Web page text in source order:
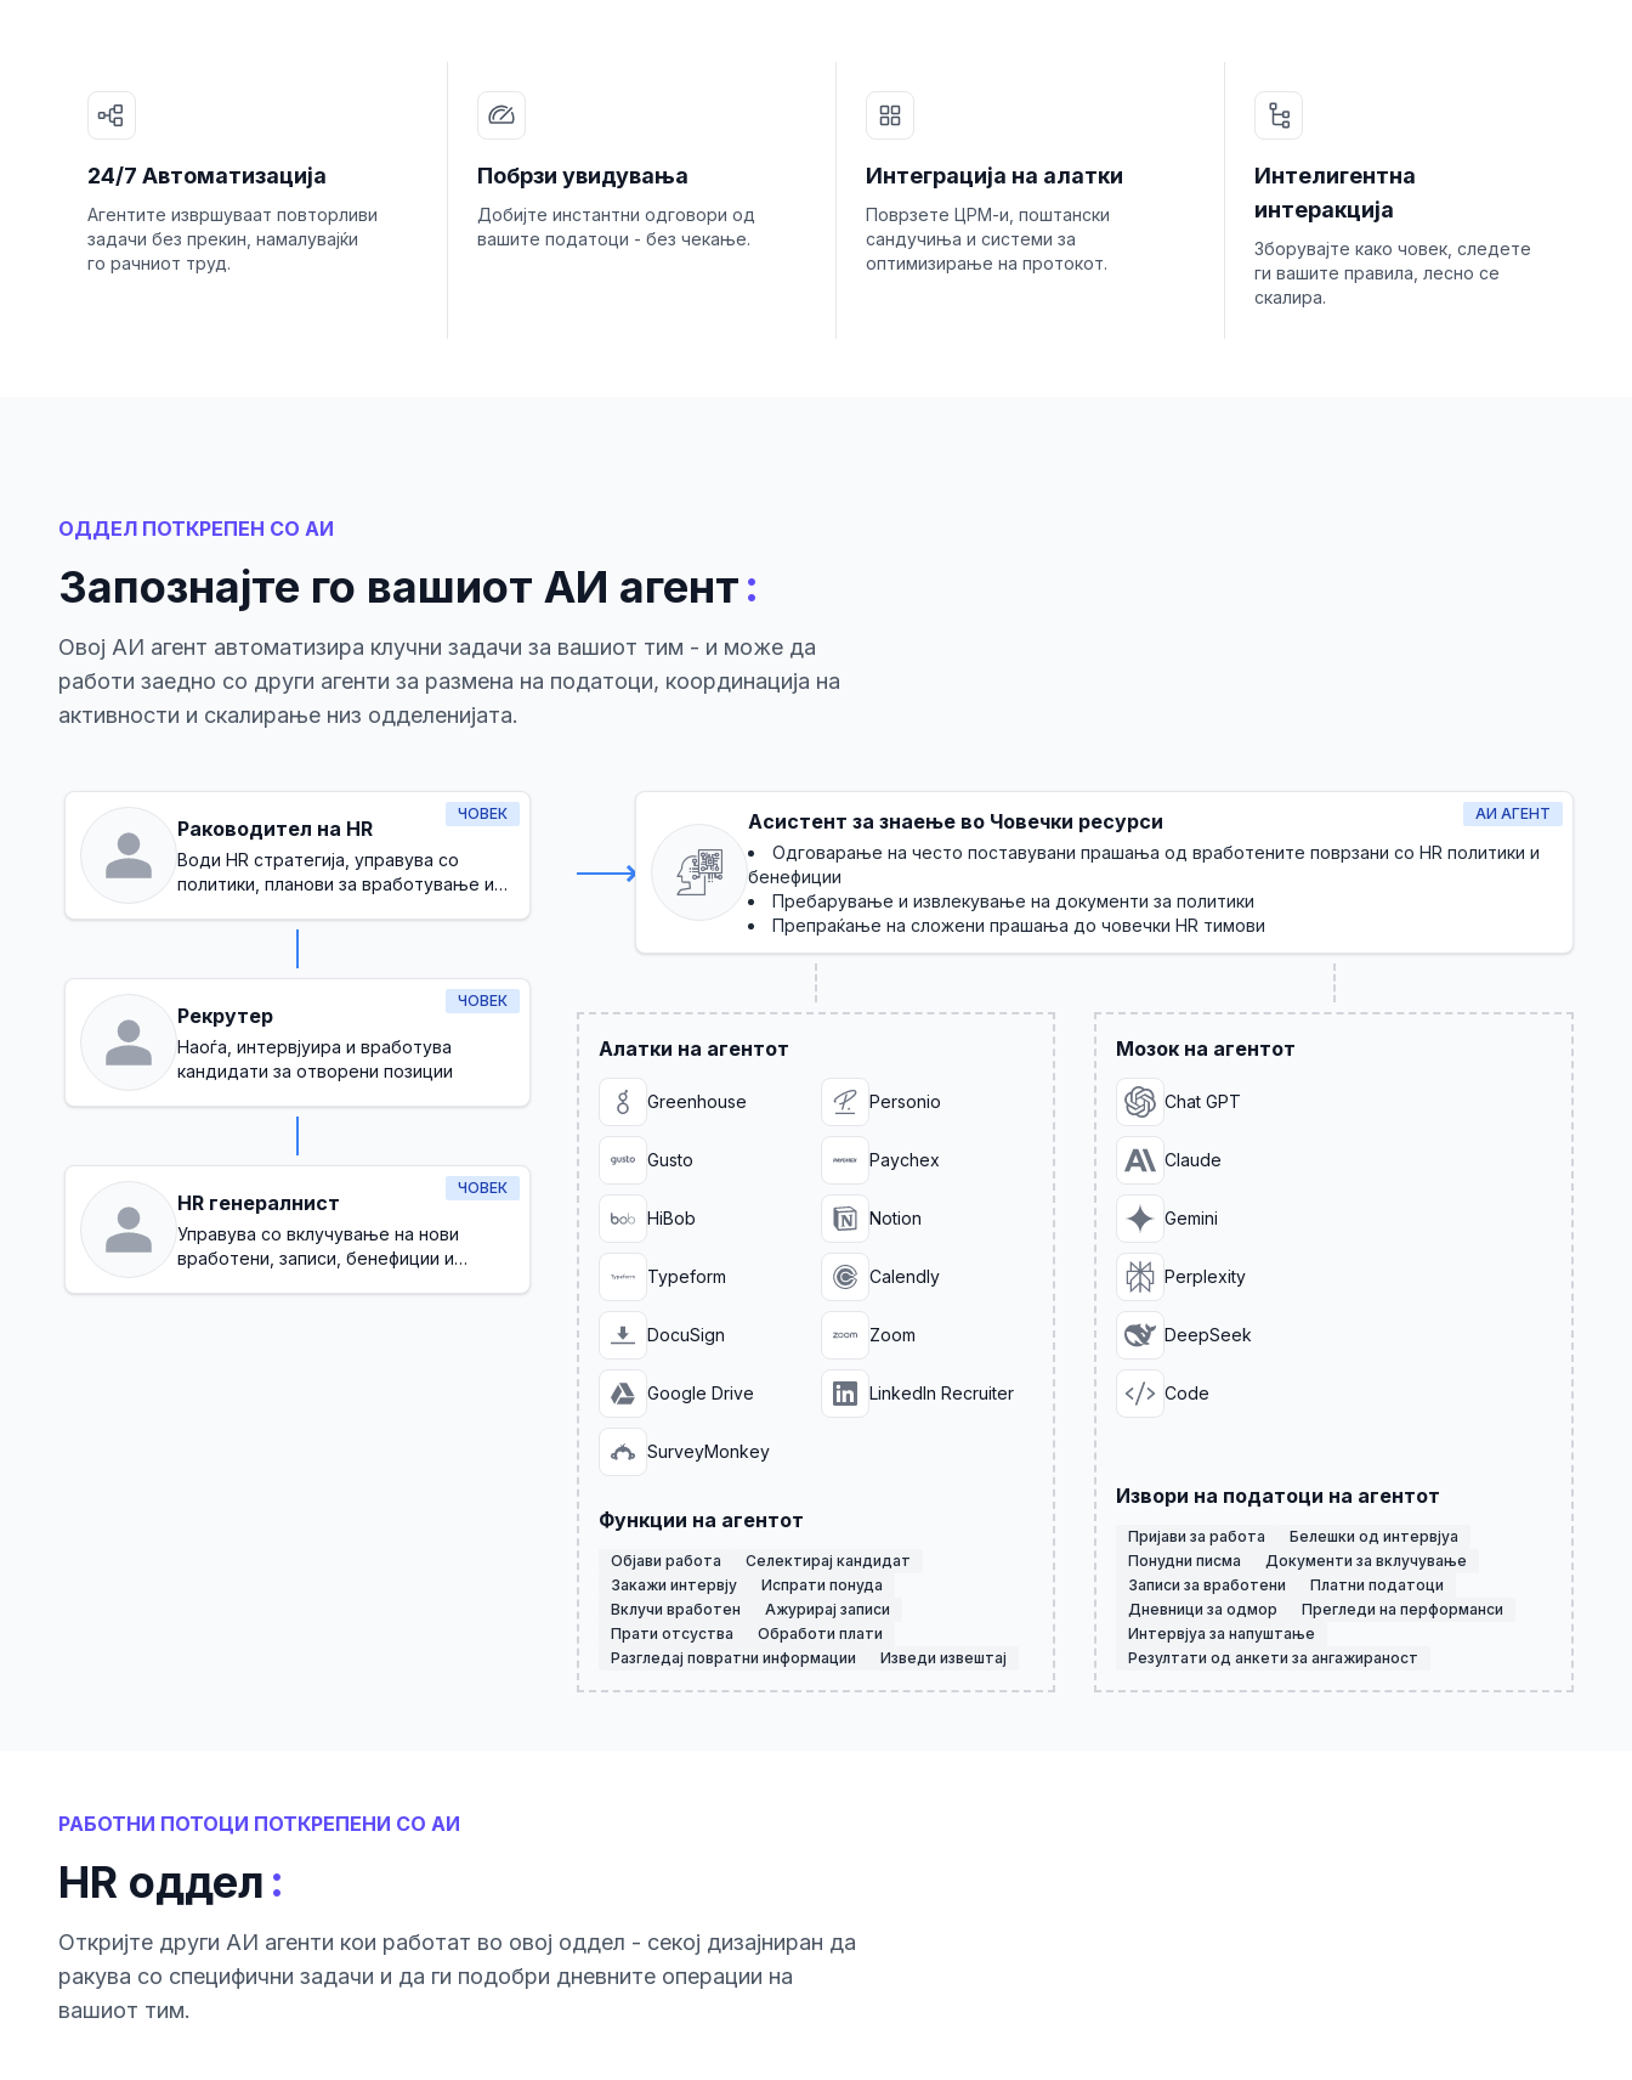
24/7 Автоматизација
Агентите извршуваат повторливи
задачи без прекин, намалувајќи
го рачниот труд.
Побрзи увидувања
Добијте инстантни одговори од
вашите податоци - без чекање.
Интеграција на алатки
Поврзете ЦРМ-и, поштански
сандучиња и системи за
оптимизирање на протокот.
Интелигентна
интеракција
Зборувајте како човек, следете
ги вашите правила, лесно се
скалира.
ОДДЕЛ ПОТКРЕПЕН СО АИ
Запознајте го вашиот АИ агент:
Овој АИ агент автоматизира клучни задачи за вашиот тим - и може да
работи заедно со други агенти за размена на податоци, координација на
активности и скалирање низ одделенијата.
ЧОВЕК
Раководител на HR
Води HR стратегија, управува со
политики, планови за вработување и
ЧОВЕК
Рекрутер
Наоѓа, интервјуира и вработува
кандидати за отворени позиции
ЧОВЕК
HR генералнист
Управува со вклучување на нови
вработени, записи, бенефиции и
АИ АГЕНТ
Асистент за знаење во Човечки ресурси
Одговарање на често поставувани прашања од вработените поврзани со HR политики и
бенефиции
Пребарување и извлекување на документи за политики
Препраќање на сложени прашања до човечки HR тимови
Алатки на агентот
Greenhouse Personio
Gusto Paychex
HiBob Notion
Typeform Calendly
DocuSign Zoom
Google Drive LinkedIn Recruiter
SurveyMonkey
Функции на агентот
Објави работа
Селектирај кандидат
Закажи интервју
Испрати понуда
Вклучи вработен
Ажурирај записи
Прати отсуства
Обрaботи плати
Разгледај повратни информации
Изведи извештај
Мозок на агентот
Chat GPT
Claude
Gemini
Perplexity
DeepSeek
Code
Извори на податоци на агентот
Пријави за работа
Белешки од интервјуа
Понудни писма
Документи за вклучување
Записи за вработени
Платни податоци
Дневници за одмор
Прегледи на перформанси
Интервјуа за напуштање
Резултати од анкети за ангажираност
РАБОТНИ ПОТОЦИ ПОТКРЕПЕНИ СО АИ
HR оддел :
Откриjте други АИ агенти кои работат во овој оддел - секој дизајниран да
ракува со специфични задачи и да ги подобри дневните операции на
вашиот тим.